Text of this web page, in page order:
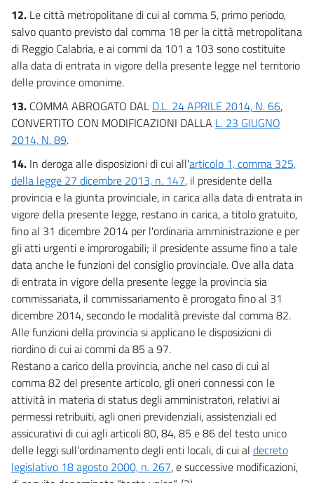
12. Le città metropolitane di cui al comma 5, primo periodo,
salvo quanto previsto dal comma 18 per la città metropolitana
di Reggio Calabria, e ai commi da 101 a 103 sono costituite
alla data di entrata in vigore della presente legge nel territorio
delle province omonime.
13. COMMA ABROGATO DAL D.L. 24 APRILE 2014, N. 66,
CONVERTITO CON MODIFICAZIONI DALLA L. 23 GIUGNO
2014, N. 89.
14. In deroga alle disposizioni di cui all'articolo 1, comma 325,
della legge 27 dicembre 2013, n. 147, il presidente della
provincia e la giunta provinciale, in carica alla data di entrata in
vigore della presente legge, restano in carica, a titolo gratuito,
fino al 31 dicembre 2014 per l'ordinaria amministrazione e per
gli atti urgenti e improrogabili; il presidente assume fino a tale
data anche le funzioni del consiglio provinciale. Ove alla data
di entrata in vigore della presente legge la provincia sia
commissariata, il commissariamento è prorogato fino al 31
dicembre 2014, secondo le modalità previste dal comma 82.
Alle funzioni della provincia si applicano le disposizioni di
riordino di cui ai commi da 85 a 97.
Restano a carico della provincia, anche nel caso di cui al
comma 82 del presente articolo, gli oneri connessi con le
attività in materia di status degli amministratori, relativi ai
permessi retribuiti, agli oneri previdenziali, assistenziali ed
assicurativi di cui agli articoli 80, 84, 85 e 86 del testo unico
delle leggi sull'ordinamento degli enti locali, di cui al decreto
legislativo 18 agosto 2000, n. 267, e successive modificazioni,